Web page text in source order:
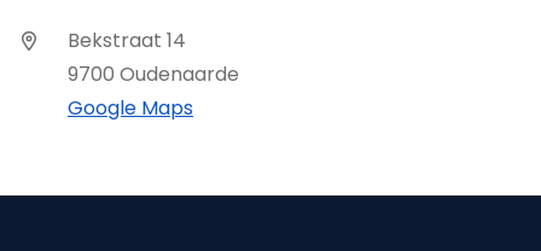
Bekstraat 14
9700 Oudenaarde
Google Maps